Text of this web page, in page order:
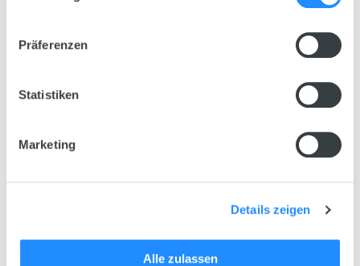
Präferenzen
Statistiken
Marketing
Details zeigen
Alle zulassen